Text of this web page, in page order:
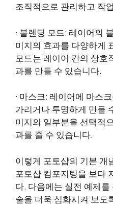
조직적으로 관리하고 작
· 블렌딩 모드: 레이어의
미지의 효과를 다양하게
모드는 레이어 간의 상호
과를 만들 수 있습니다.
· 마스크: 레이어에 마스
가리거나 투명하게 만들
미지의 일부분을 선택적
과를 줄 수 있습니다.
이렇게 포토샵의 기본 개
포토샵 컴포지팅을 보다
다. 다음에는 실전 예제
술을 더욱 심화시켜 보도